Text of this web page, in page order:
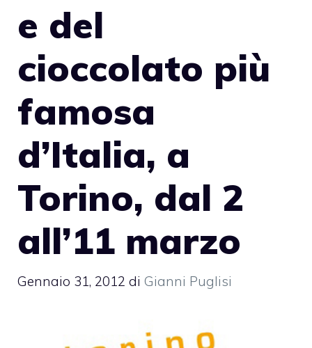
e del
cioccolato più
famosa
d’Italia, a
Torino, dal 2
all’11 marzo
Gennaio 31, 2012 di Gianni Puglisi